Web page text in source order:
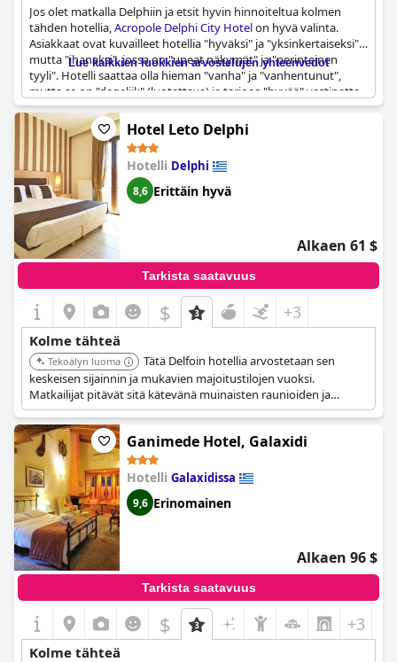
Jos olet matkalla Delphiin ja etsit hyvin hinnoiteltua kolmen
tähden hotellia,Acropole Delphi City Hotelon hyvä valinta.
Asiakkaat ovat kuvailleet hotellia "hyväksi" ja "yksinkertaiseksi",
mutta "ihanaksi", jossa on "upeat näkymät" ja "perinteinen
tyyli". Hotelli saattaa olla hieman "vanha" ja "vanhentunut",
mutta se on "degelijk" (luotettava) ja tarjoaa "hyvää" vastinetta
hinnalleen. Jotkin tilat ovat "vieillissants" (kuluneet), mutta
kaiken kaikkiaan vieraat näyttävät viihtyvän tässä Delphin
sydämessä sijaitsevassa hotellissa.
Lue kaikkien luokkien arvostelujen yhteenvedot
Hotel Leto Delphi
Hotelli Delphi
8,6 Erittäin hyvä
Alkaen 61 $
Tarkista saatavuus
$ +3
Kolme tähteä
Tekoälyn luoma
Tätä Delfoin hotellia arvostetaan sen
keskeisen sijainnin ja mukavien majoitustilojen vuoksi.
Matkailijat pitävät sitä kätevänä muinaisten raunioiden ja
paikallisten nähtävyyksien vierailuun.
Ganimede Hotel, Galaxidi
Hotelli Galaxidissa
9,6 Erinomainen
Alkaen 96 $
Tarkista saatavuus
$ +3
Kolme tähteä